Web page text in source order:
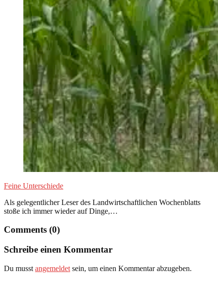
Feine Unterschiede
Als gelegentlicher Leser des Landwirtschaftlichen Wochenblatts
stoße ich immer wieder auf Dinge,…
Comments (0)
Schreibe einen Kommentar
Du musst angemeldet sein, um einen Kommentar abzugeben.